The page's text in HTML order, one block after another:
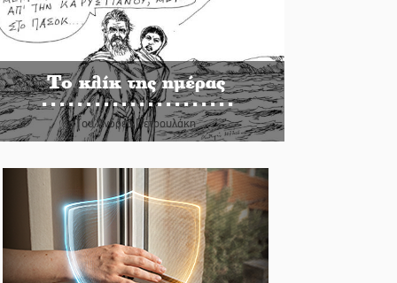
Το κλίκ της ημέρας
Του Ανδρέα Πετρουλάκη